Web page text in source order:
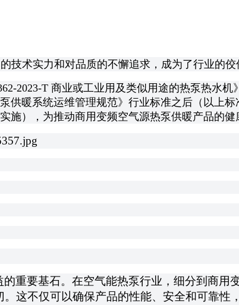
技术实力和对品质的不懈追求，成为了行业的佼
2023-T 商业或工业用及类似用途的热泵热水机
暖系统运维管理规范》行业标准之后（以上标
施），为推动商用变频空气源热泵供暖产品的健
重要基石。在空气能热泵行业，细分到商用
这不仅可以确保产品的性能、安全和可靠